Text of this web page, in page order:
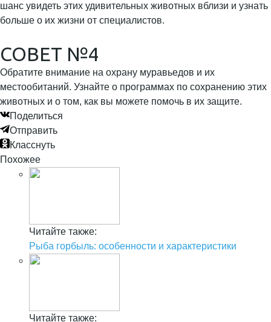
шанс увидеть этих удивительных животных вблизи и узнать
больше о их жизни от специалистов.
СОВЕТ №4
Обратите внимание на охрану муравьедов и их
местообитаний. Узнайте о программах по сохранению этих
животных и о том, как вы можете помочь в их защите.
Поделиться
Отправить
Класснуть
Похожее
Читайте также:
Рыба горбыль: особенности и характеристики
Читайте также: